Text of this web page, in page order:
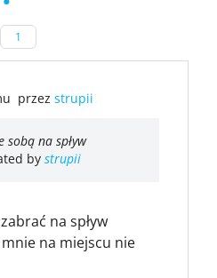
1
przez strupii
sobą na spływ
by strupii
na spływ
na miejscu nie